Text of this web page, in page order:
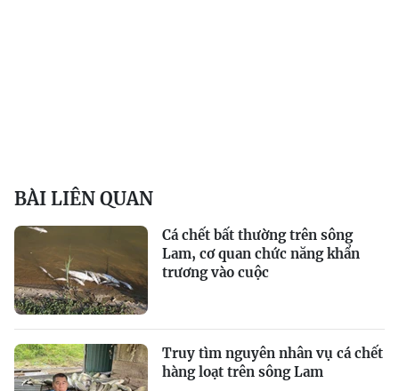
BÀI LIÊN QUAN
Cá chết bất thường trên sông
Lam, cơ quan chức năng khẩn
trương vào cuộc
Truy tìm nguyên nhân vụ cá chết
hàng loạt trên sông Lam